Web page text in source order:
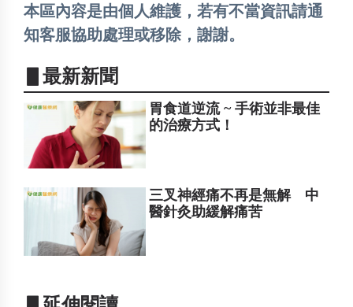
本區內容是由個人維護，若有不當資訊請通
知客服協助處理或移除，謝謝。
▋最新新聞
胃食道逆流 ~ 手術並非最佳
的治療方式！
三叉神經痛不再是無解 中
醫針灸助緩解痛苦